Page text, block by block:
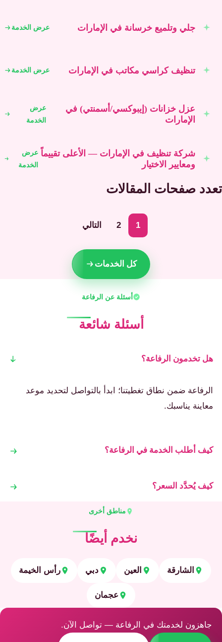
جلي وتلميع خرسانة في الإمارات عرض الخدمة
تنظيف كراسي مكاتب في الإمارات عرض الخدمة
عزل خزانات (إيبوكسي/أسمنتي) في
الإمارات
عرض
الخدمة
شركة تنظيف في الإمارات — الأعلى تقييماً
ومعايير الاختيار
عرض
الخدمة
تعدد صفحات المقالات
1
2 التالي
كل الخدمات
أسئلة عن الرفاعة
أسئلة شائعة
هل تخدمون الرفاعة؟
الرفاعة ضمن نطاق تغطيتنا؛ ابدأ بالتواصل لتحديد موعد
معاينة يناسبك.
كيف أطلب الخدمة في الرفاعة؟
كيف يُحدَّد السعر؟
مناطق أخرى
نخدم أيضًا
الشارقة العين دبي رأس الخيمة
عجمان
جاهزون لخدمتك في الرفاعة — تواصل الآن.